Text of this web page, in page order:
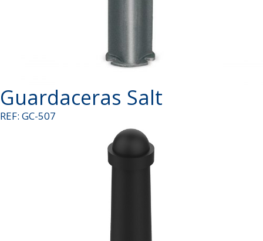
Guardaceras Salt
REF: GC-507